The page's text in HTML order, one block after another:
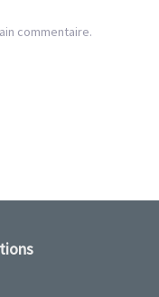
commentaire.